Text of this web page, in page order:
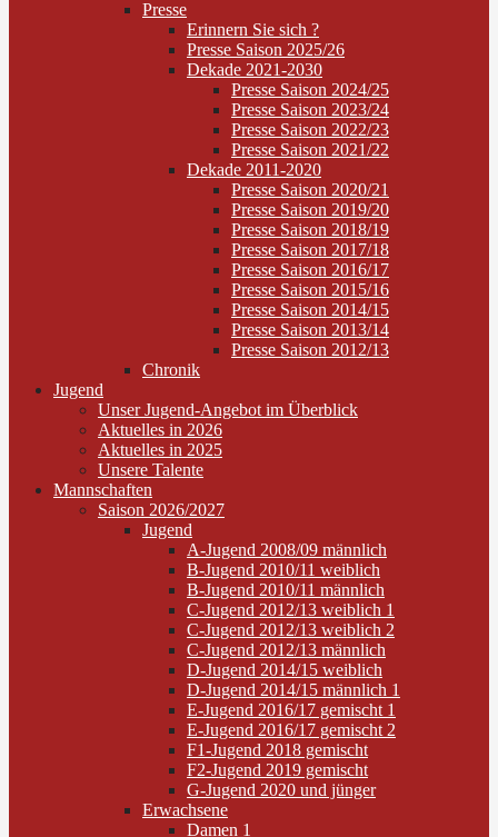
Presse
Erinnern Sie sich ?
Presse Saison 2025/26
Dekade 2021-2030
Presse Saison 2024/25
Presse Saison 2023/24
Presse Saison 2022/23
Presse Saison 2021/22
Dekade 2011-2020
Presse Saison 2020/21
Presse Saison 2019/20
Presse Saison 2018/19
Presse Saison 2017/18
Presse Saison 2016/17
Presse Saison 2015/16
Presse Saison 2014/15
Presse Saison 2013/14
Presse Saison 2012/13
Chronik
Jugend
Unser Jugend-Angebot im Überblick
Aktuelles in 2026
Aktuelles in 2025
Unsere Talente
Mannschaften
Saison 2026/2027
Jugend
A-Jugend 2008/09 männlich
B-Jugend 2010/11 weiblich
B-Jugend 2010/11 männlich
C-Jugend 2012/13 weiblich 1
C-Jugend 2012/13 weiblich 2
C-Jugend 2012/13 männlich
D-Jugend 2014/15 weiblich
D-Jugend 2014/15 männlich 1
E-Jugend 2016/17 gemischt 1
E-Jugend 2016/17 gemischt 2
F1-Jugend 2018 gemischt
F2-Jugend 2019 gemischt
G-Jugend 2020 und jünger
Erwachsene
Damen 1